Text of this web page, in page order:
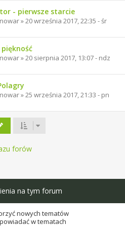
- pierwsze starcie
»20 września 2017, 22:35 - śr
»20 sierpnia 2017, 13:07 - ndz
»25 września 2017, 21:33 - pn
forów
na tym forum
nowych tematów
w tematach